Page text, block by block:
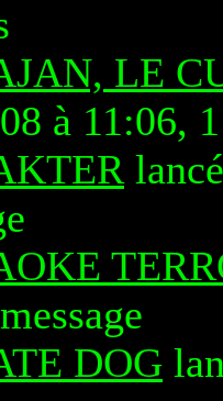
LE
à 11:06,
DOG